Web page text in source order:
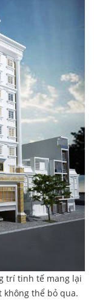
trí tinh tế mang lại
không thể bỏ qua.